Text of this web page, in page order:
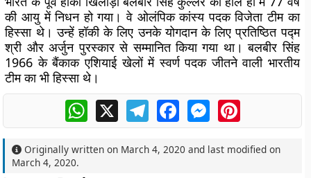
की आयु में निधन हो गया। वे ओलंपिक कांस्य पदक विजेता टीम का
हिस्सा थे। उन्हें हॉकी के लिए उनके योगदान के लिए प्रतिष्ठित पद्म
श्री और अर्जुन पुरस्कार से सम्मानित किया गया था। बलबीर सिंह
1966 के बैंकाक एशियाई खेलों में स्वर्ण पदक जीतने वाली भारतीय
टीम का भी हिस्सा थे।
WhatsApp
X TelegramFacebookMessengerPinterest
Originally written on March 4, 2020 and last modified on
March 4, 2020.